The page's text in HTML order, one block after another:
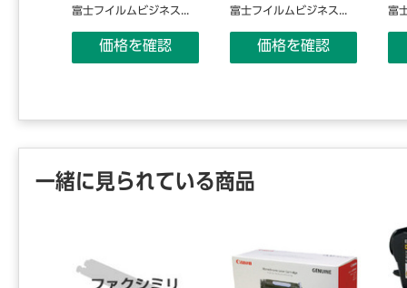
富士フイルムビジネス...
価格を確認
富士フイルムビジネス...
価格を確認
富
一緒に見られている商品